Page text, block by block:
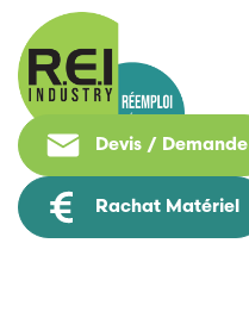
Devis / Demande
Rachat Matériel